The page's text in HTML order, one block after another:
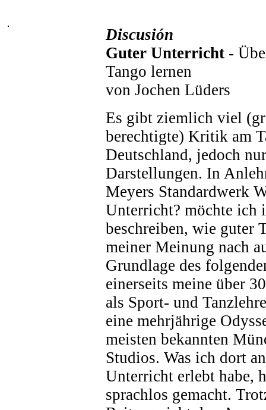
Discusión
Guter Unterricht -
Tango lernen
von Jochen Lüders
Es gibt ziemlich viel
berechtigte) Kritik am
Deutschland, jedoch
Darstellungen. In
Meyers Standardwerk
Unterricht? möchte ich
beschreiben, wie guter
meiner Meinung nach
Grundlage des
einerseits meine über
als Sport- und
eine mehrjährige
meisten bekannten
Studios. Was ich dort
Unterricht erlebt habe,
sprachlos gemacht.